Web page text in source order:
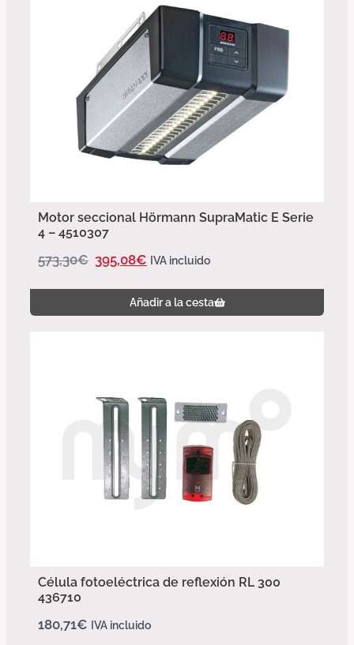
Motor seccional Hörmann SupraMatic E Serie
4 – 4510307
573,30€ 395,08€ IVA incluido
Añadir a la cesta
Célula fotoeléctrica de reflexión RL 300
436710
180,71€ IVA incluido